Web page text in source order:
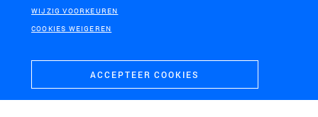
WIJZIG VOORKEUREN
COOKIES WEIGEREN
ACCEPTEER COOKIES